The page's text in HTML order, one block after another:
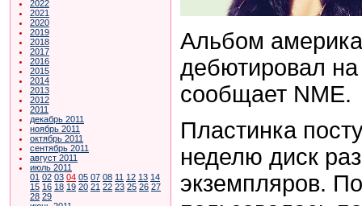
2022
2021
2020
2019
2018
2017
2016
2015
2014
2013
2012
2011
декабрь 2011
ноябрь 2011
октябрь 2011
сентябрь 2011
август 2011
июль 2011
01 02 03 04 05 07 08 11 12 13 14
15 16 18 19 20 21 22 23 25 26 27
28 29
Альбом
дебютировал на
сообщает NME.
Пластинка
неделю диск
экземпляров.